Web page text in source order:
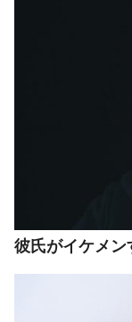
彼氏がイケメ